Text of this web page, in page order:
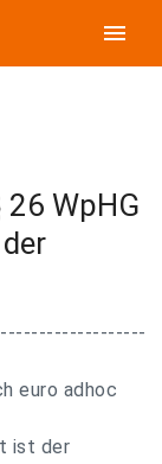
menu
WpHG
euro adhoc
ist der